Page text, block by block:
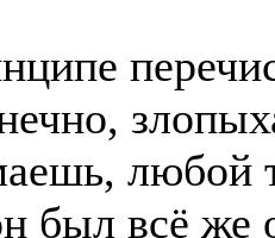
любой
был всё же